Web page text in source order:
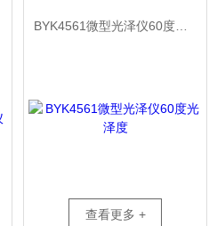
BYK4561微型光泽仪60度光泽度
查看更多 +